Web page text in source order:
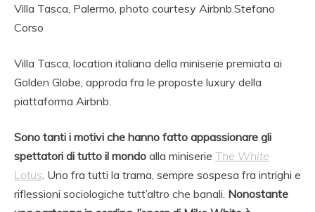
Villa Tasca, Palermo, photo courtesy Airbnb. Stefano
Corso
Villa Tasca, location italiana della miniserie premiata ai
Golden Globe, approda fra le proposte luxury della
piattaforma Airbnb.
Sono tanti i motivi che hanno fatto appassionare gli
spettatori di tutto il mondo alla miniserie The White
Lotus . Uno fra tutti la trama, sempre sospesa fra intrighi e
riflessioni sociologiche tutt’altro che banali. Nonostante